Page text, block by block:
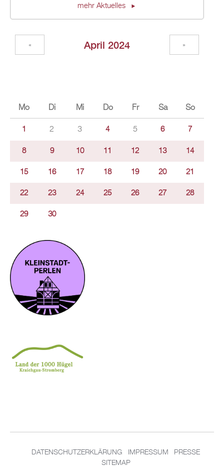
mehr Aktuelles
April 2024
« »
Mo Di Mi Do Fr Sa So
1 2 3 4 5 6 7
8 9 10 11 12 13 14
15 16 17 18 19 20 21
22 23 24 25 26 27 28
29 30
DATENSCHUTZERKLÄRUNG IMPRESSUM
PRESSE
SITEMAP